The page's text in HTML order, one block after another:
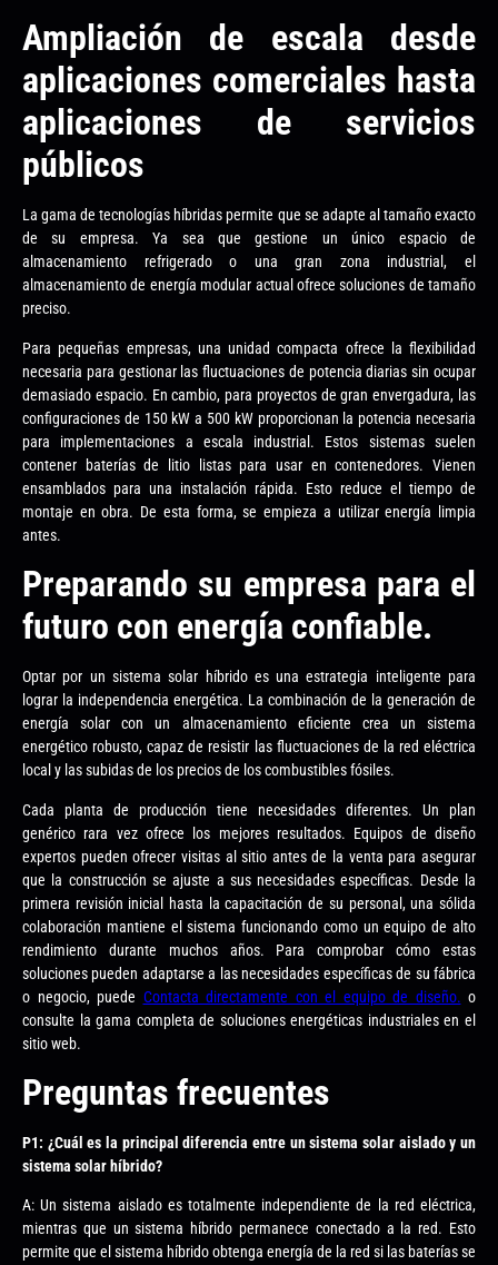
Ampliación de escala desde
aplicaciones comerciales hasta
aplicaciones de servicios
públicos
La gama de tecnologías híbridas permite que se adapte al tamaño exacto
de su empresa. Ya sea que gestione un único espacio de
almacenamiento refrigerado o una gran zona industrial, el
almacenamiento de energía modular actual ofrece soluciones de tamaño
preciso.
Para pequeñas empresas, una unidad compacta ofrece la flexibilidad
necesaria para gestionar las fluctuaciones de potencia diarias sin ocupar
demasiado espacio. En cambio, para proyectos de gran envergadura, las
configuraciones de 150 kW a 500 kW proporcionan la potencia necesaria
para implementaciones a escala industrial. Estos sistemas suelen
contener baterías de litio listas para usar en contenedores. Vienen
ensamblados para una instalación rápida. Esto reduce el tiempo de
montaje en obra. De esta forma, se empieza a utilizar energía limpia
antes.
Preparando su empresa para el
futuro con energía confiable.
Optar por un sistema solar híbrido es una estrategia inteligente para
lograr la independencia energética. La combinación de la generación de
energía solar con un almacenamiento eficiente crea un sistema
energético robusto, capaz de resistir las fluctuaciones de la red eléctrica
local y las subidas de los precios de los combustibles fósiles.
Cada planta de producción tiene necesidades diferentes. Un plan
genérico rara vez ofrece los mejores resultados. Equipos de diseño
expertos pueden ofrecer visitas al sitio antes de la venta para asegurar
que la construcción se ajuste a sus necesidades específicas. Desde la
primera revisión inicial hasta la capacitación de su personal, una sólida
colaboración mantiene el sistema funcionando como un equipo de alto
rendimiento durante muchos años. Para comprobar cómo estas
soluciones pueden adaptarse a las necesidades específicas de su fábrica
o negocio, puede Contacta directamente con el equipo de diseño. o
consulte la gama completa de soluciones energéticas industriales en el
sitio web.
Preguntas frecuentes
P1: ¿Cuál es la principal diferencia entre un sistema solar aislado y un
sistema solar híbrido?
A: Un sistema aislado es totalmente independiente de la red eléctrica,
mientras que un sistema híbrido permanece conectado a la red. Esto
permite que el sistema híbrido obtenga energía de la red si las baterías se